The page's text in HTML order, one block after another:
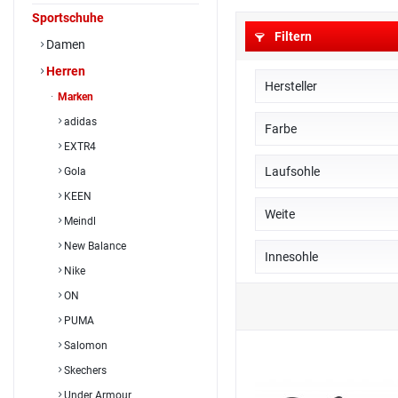
Sportschuhe
Damen
Herren
Marken
adidas
EXTR4
Gola
KEEN
Meindl
New Balance
Nike
ON
PUMA
Salomon
Skechers
Under Armour
Filtern
Hersteller
UYN
Farbe
Blau
Grün
Weiß
Laufsohle
Synthetiksohle
Weite
G - normal Weite
Innesohle